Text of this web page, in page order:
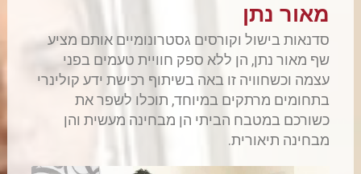
מאור נתן
סדנאות בישול וקורסים גסטרונומיים אותם מציע
שף מאור נתן, הן ללא ספק חוויית טעמים בפני
עצמה וכשחוויה זו באה בשיתוף רכישת ידע קולינרי
בתחומים מרתקים במיוחד, תוכלו לשפר את
כשורכם במטבח הביתי הן מבחינה מעשית והן
מבחינה תיאורית.